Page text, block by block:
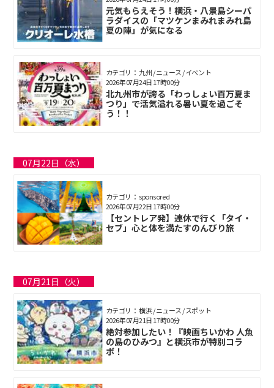
元気もらえそう！横浜・八景島シーパ
ラダイスの「マツケンまみれまみれ島
夏の陣」が気になる
カテゴリ： 九州 / ニュース / イベント
北九州市が誇る「わっしょい百万夏ま
つり」で活気溢れる暑い夏を過ごそ
う！！
2026年07月24日 17時00分
07月22日（水）
カテゴリ： sponsored
【セントレア発】連休で行く「タイ・
セブ」心と体を満たすのんびり旅
2026年07月22日 17時00分
07月21日（火）
カテゴリ： 横浜 / ニュース / スポット
絶対参加したい！『映画ちいかわ 人魚
の島のひみつ』と横浜市が特別コラ
ボ！
2026年07月21日 17時00分